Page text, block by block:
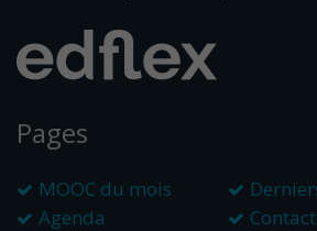
Pages
MOOC du mois
Agenda
Contact